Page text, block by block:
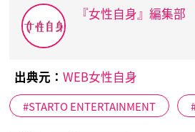
『女性自身』編集部
出典元： WEB女性自身
STARTO ENTERTAINMENT